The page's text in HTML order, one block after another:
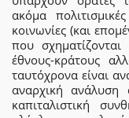
ακόμα
κοινωνίες (και
που
έθνους-κράτους
ταυτόχρονα είναι
αναρχική ανάλυση
καπιταλιστική